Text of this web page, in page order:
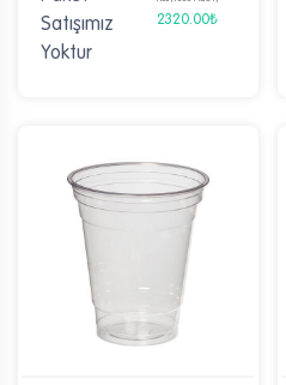
Satışımız
Yoktur
2320.00₺